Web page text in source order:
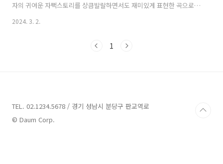
자의 귀여운 자뻑스토리를 상큼발랄하면서도 재미있게 표현한 곡으로,
'지화자', '조타'가 작사, 작곡했습니다. 트롯 프린세스 '오유진'이 딱 자
정과 춤으로 보는 이들의 시선을 사로잡은 무대를 선보였고 마스터 점수
2024. 3. 2.
1
TEL. 02.1234.5678 / 경기 성남시 분당구 판교역로
© Daum Corp.